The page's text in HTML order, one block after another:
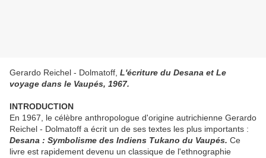
Gerardo Reichel - Dolmatoff, L'écriture du Desana et Le
voyage dans le Vaupés, 1967.
INTRODUCTION
En 1967, le célèbre anthropologue d'origine autrichienne Gerardo
Reichel - Dolmatoff a écrit un de ses textes les plus importants :
Desana : Symbolisme des Indiens Tukano du Vaupés. Ce
livre est rapidement devenu un classique de l'ethnographie